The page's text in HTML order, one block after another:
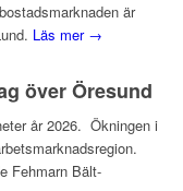
är
Läs mer →
över Öresund
år 2026. Ökningen i
Fehmarn Bält-